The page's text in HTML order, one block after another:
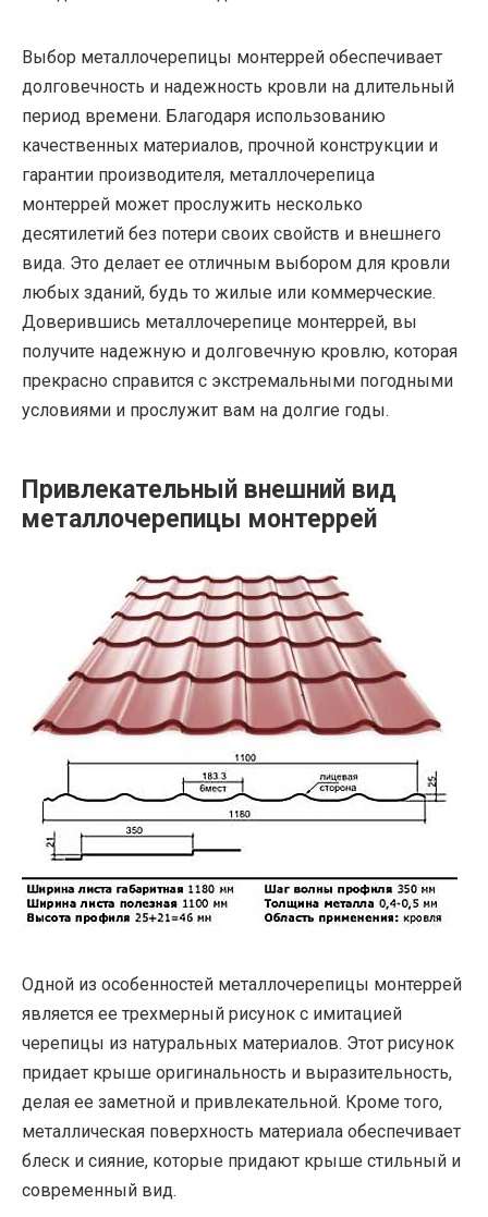
Выбор металлочерепицы монтеррей обеспечивает
долговечность и надежность кровли на длительный
период времени. Благодаря использованию
качественных материалов, прочной конструкции и
гарантии производителя, металлочерепица
монтеррей может прослужить несколько
десятилетий без потери своих свойств и внешнего
вида. Это делает ее отличным выбором для кровли
любых зданий, будь то жилые или коммерческие.
Доверившись металлочерепице монтеррей, вы
получите надежную и долговечную кровлю, которая
прекрасно справится с экстремальными погодными
условиями и прослужит вам на долгие годы.
Привлекательный внешний вид
металлочерепицы монтеррей
Одной из особенностей металлочерепицы монтеррей
является ее трехмерный рисунок с имитацией
черепицы из натуральных материалов. Этот рисунок
придает крыше оригинальность и выразительность,
делая ее заметной и привлекательной. Кроме того,
металлическая поверхность материала обеспечивает
блеск и сияние, которые придают крыше стильный и
современный вид.